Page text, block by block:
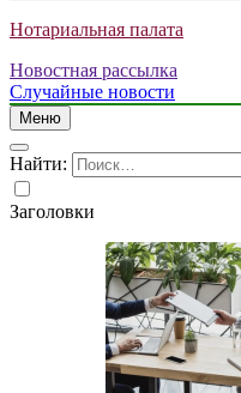
Нотариальная палата
Новостная рассылка
Случайные новости
Меню
Найти:
Заголовки